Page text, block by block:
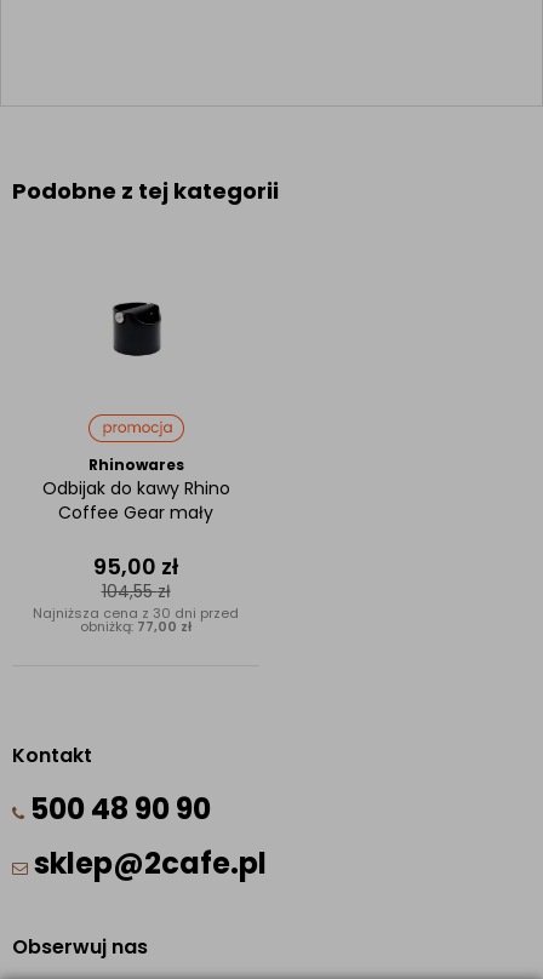
Podobne z tej kategorii
Rhinowares
Odbijak do kawy Rhino
Coffee Gear mały
95,00 zł
104,55zł
Najniższa cena z 30 dni przed
obniżką: 77,00 zł
Kontakt
500 48 90 90
sklep@2cafe.pl
Obserwuj nas